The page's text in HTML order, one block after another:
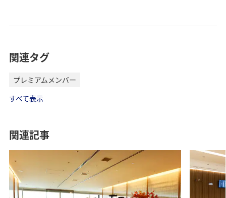
関連タグ
プレミアムメンバー
すべて表示
関連記事